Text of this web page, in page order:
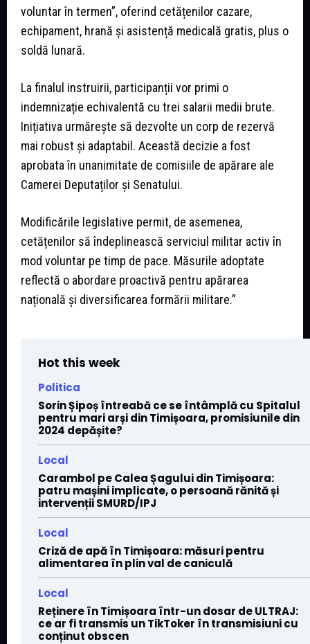
voluntar în termen”, oferind cetățenilor cazare,
echipament, hrană și asistență medicală gratis, plus o
soldă lunară.
La finalul instruirii, participanții vor primi o
indemnizație echivalentă cu trei salarii medii brute.
Inițiativa urmărește să dezvolte un corp de rezervă
mai robust și adaptabil. Această decizie a fost
aprobata în unanimitate de comisiile de apărare ale
Camerei Deputaților și Senatului.
Modificările legislative permit, de asemenea,
cetățenilor să îndeplinească serviciul militar activ în
mod voluntar pe timp de pace. Măsurile adoptate
reflectă o abordare proactivă pentru apărarea
națională și diversificarea formării militare.”
Hot this week
Politica
Sorin Șipoș întreabă ce se întâmplă cu Spitalul
pentru mari arși din Timișoara, promisiunile din
2024 depășite?
Local
Carambol pe Calea Șagului din Timișoara:
patru mașini implicate, o persoană rănită și
intervenții SMURD/IPJ
Local
Criză de apă în Timișoara: măsuri pentru
alimentarea în plin val de caniculă
Local
Reținere în Timișoara într-un dosar de ULTRAJ:
ce ar fi transmis un TikToker în transmisiuni cu
conținut obscen